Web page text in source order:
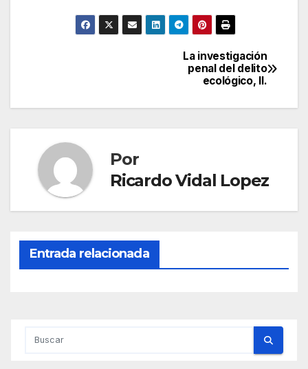
La investigación
penal del delito
ecológico, II.
Por
Ricardo Vidal Lopez
Entrada relacionada